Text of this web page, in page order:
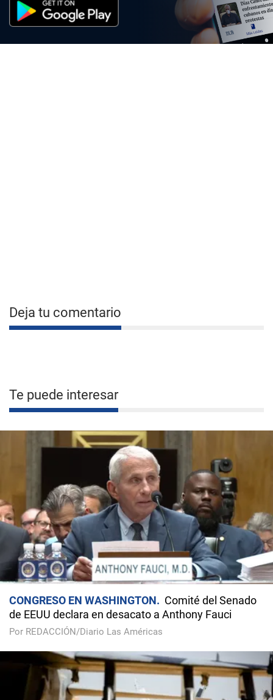
Deja tu comentario
Te puede interesar
CONGRESO EN WASHINGTON
Comité del Senado
de EEUU declara en desacato a Anthony Fauci
Por REDACCIÓN/Diario Las Américas